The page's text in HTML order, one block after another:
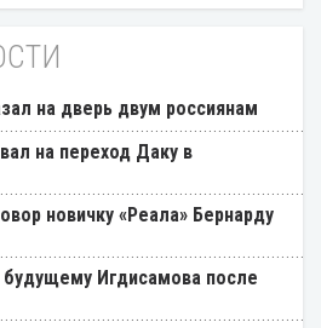
на дверь двум россиянам
на переход Даку в
новичку «Реала» Бернарду
Игдисамова после